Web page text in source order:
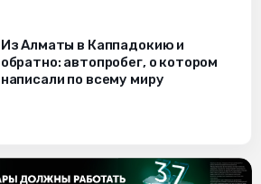
Из Алматы в Каппадокию и
обратно: автопробег, о котором
написали по всему миру